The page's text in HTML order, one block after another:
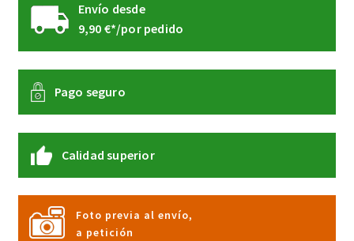
Envío desde
9,90 €*/por pedido
Pago seguro
Calidad superior
Foto previa al envío,
a petición